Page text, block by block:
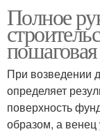
Полное
При возведении
определяет
поверхность
образом, а